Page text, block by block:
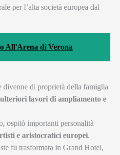
per l’alta società europea dal
All'Arena di Verona
divenne di proprietà della famiglia
lavori di ampliamento e
ospitò importanti personalità
e aristocratici europei.
fu trasformata in Grand Hotel,